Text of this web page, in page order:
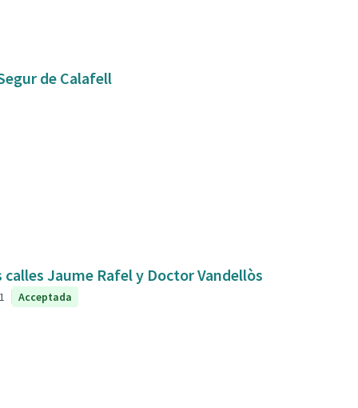
de Calafell
Jaume Rafel y Doctor Vandellòs
1 Acceptada